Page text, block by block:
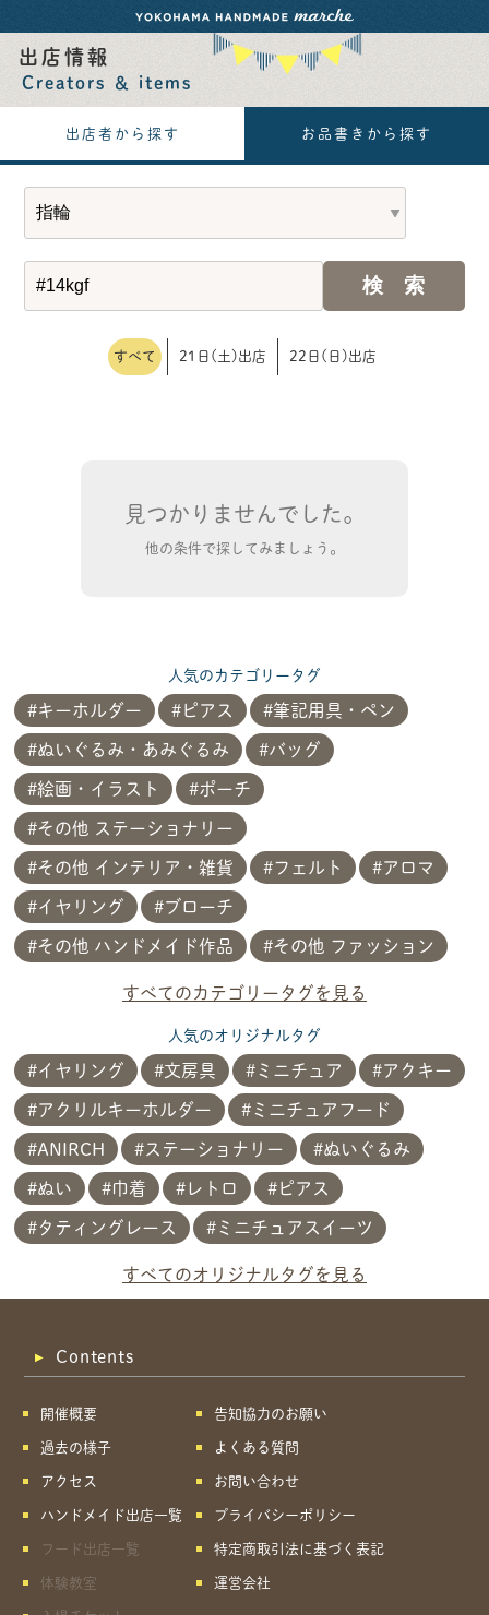
出店情報
Creators ＆ items
出店者から探す お品書きから探す
すべて 21日(土)出店 22日(日)出店
見つかりませんでした。
他の条件で探してみましょう。
人気のカテゴリータグ
キーホルダー ピアス 筆記用具・ペン
ぬいぐるみ・あみぐるみ バッグ
絵画・イラスト ポーチ
その他 ステーショナリー
その他 インテリア・雑貨 フェルト アロマ
イヤリング ブローチ
その他 ハンドメイド作品 その他 ファッション
すべてのカテゴリータグを見る
人気のオリジナルタグ
イヤリング 文房具 ミニチュア アクキー
アクリルキーホルダー ミニチュアフード
ANIRCH ステーショナリー ぬいぐるみ
ぬい 巾着 レトロ ピアス
タティングレース ミニチュアスイーツ
すべてのオリジナルタグを見る
共有方法を選択
Contents
開催概要
過去の様子
アクセス
ハンドメイド出店一覧
フード出店一覧
体験教室
告知協力のお願い
よくある質問
お問い合わせ
プライバシーポリシー
特定商取引法に基づく表記
運営会社